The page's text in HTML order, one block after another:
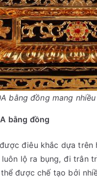
bằng đồng mang
bằng đồng
được điêu khắc dựa trên
lộ ra bụng, đi trân
được chế tạo bởi